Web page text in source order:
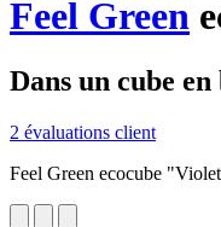
Feel Green
Dans un cube
2 évaluations client
Feel Green ecocube